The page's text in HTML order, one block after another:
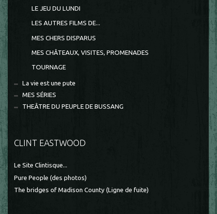
LE JEU DU LUNDI
LES AUTRES FILMS DE...
MES CHERS DISPARUS
MES CHÂTEAUX, VISITES, PROMENADES
TOURNAGE
La vie est une pute
MES SÉRIES
THEÂTRE DU PEUPLE DE BUSSANG
CLINT EASTWOOD
Le Site Clintisque...
Pure People (des photos)
The bridges of Madison County (Ligne de fuite)